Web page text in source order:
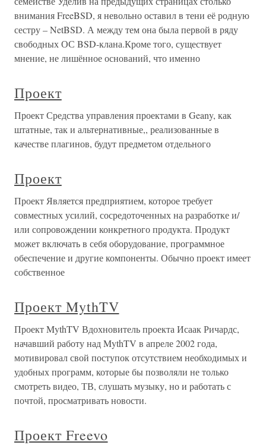
внимания FreeBSD, я невольно оставил в тени её родную
сестру – NetBSD. А между тем она была первой в ряду
свободных ОС BSD-клана.Кроме того, существует
мнение, не лишённое оснований, что именно
Проект
Проект Средства управления проектами в Geany, как
штатные, так и альтернативные,, реализованные в
качестве плагинов, будут предметом отдельного
Проект
Проект Является предприятием, которое требует
совместных усилий, сосредоточенных на разработке и/
или сопровождении конкретного продукта. Продукт
может включать в себя оборудование, программное
обеспечение и другие компоненты. Обычно проект имеет
собственное
Проект MythTV
Проект MythTV Вдохновитель проекта Исаак Ричардс,
начавший работу над MythTV в апреле 2002 года,
мотивировал свой поступок отсутствием необходимых и
удобных программ, которые бы позволяли не только
смотреть видео, ТВ, слушать музыку, но и работать с
почтой, просматривать новости.
Проект Freevo